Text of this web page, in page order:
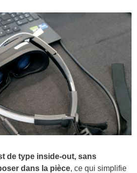
de type inside-out, sans
dans la pièce, ce qui simplifie